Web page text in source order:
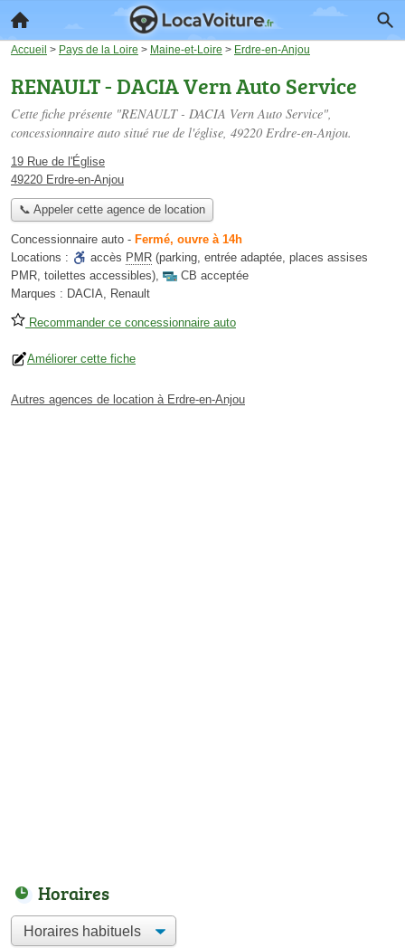
Accueil > Pays de la Loire > Maine-et-Loire > Erdre-en-Anjou
RENAULT - DACIA Vern Auto Service
Cette fiche présente "RENAULT - DACIA Vern Auto Service",
concessionnaire auto situé rue de l'église, 49220 Erdre-en-Anjou.
19 Rue de l'Église
49220 Erdre-en-Anjou
📞 Appeler cette agence de location
Concessionnaire auto - Fermé, ouvre à 14h
Locations :
accès PMR (parking, entrée adaptée, places assises
PMR, toilettes accessibles),
CB acceptée
Marques : DACIA, Renault
Recommander ce concessionnaire auto
Améliorer cette fiche
Autres agences de location à Erdre-en-Anjou
Horaires